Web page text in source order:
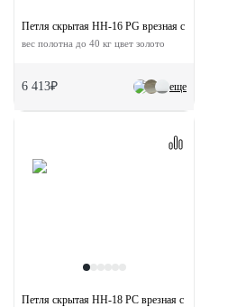
еще
Петля скрытая HH-16 PG врезная с 3D-
вес полотна до 40 кг цвет золото
6 413₽
Петля скрытая HH-18 PC врезная с 3D-